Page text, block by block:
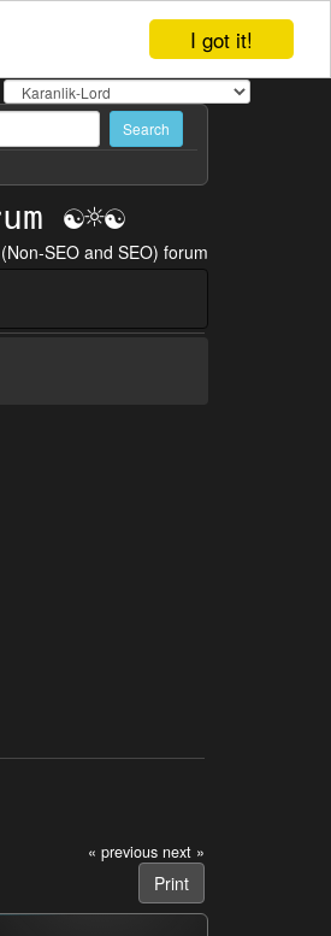
I got it!
SEO and SEO) forum
« previous next »
Print